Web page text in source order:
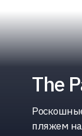
пляжем
The